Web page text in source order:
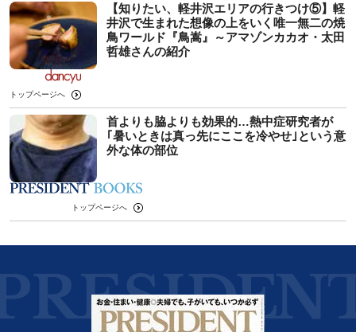
【知りたい、軽井沢エリアの行きつけ⑤】軽
井沢で生まれた想像の上をいく唯一無二の焼
鳥ワールド『鳥嵩』～アマゾンカカオ・太田
哲雄さんの紹介
トップページへ
首よりも脇よりも効果的…熱中症研究者が
｢暑いときは真っ先にここを冷やせ｣という意
外な体の部位
トップページへ